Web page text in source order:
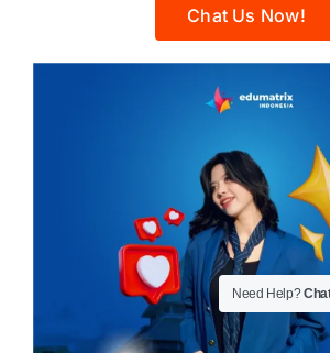
Chat Us Now!
Need Help?